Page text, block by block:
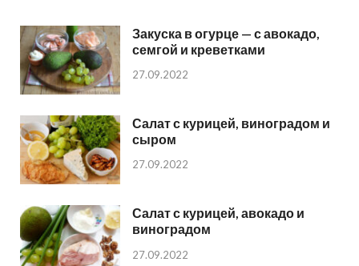
Закуска в огурце — с авокадо,
семгой и креветками
27.09.2022
Салат с курицей, виноградом и
сыром
27.09.2022
Салат с курицей, авокадо и
виноградом
27.09.2022